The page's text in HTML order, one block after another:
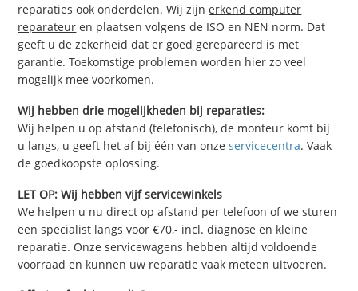
reparaties ook onderdelen. Wij zijnerkend computer
reparateur en plaatsen volgens de ISO en NEN norm. Dat
geeft u de zekerheid dat er goed gerepareerd is met
garantie. Toekomstige problemen worden hier zo veel
mogelijk mee voorkomen.
Wij hebben drie mogelijkheden bij reparaties:
Wij helpen u op afstand (telefonisch), de monteur komt bij
u langs, u geeft het af bij één van onzeservicecentra. Vaak
de goedkoopste oplossing.
LET OP: Wij hebben vijf servicewinkels
We helpen u nu direct op afstand per telefoon of we sturen
een specialist langs voor €70,- incl. diagnose en kleine
reparatie. Onze servicewagens hebben altijd voldoende
voorraad en kunnen uw reparatie vaak meteen uitvoeren.